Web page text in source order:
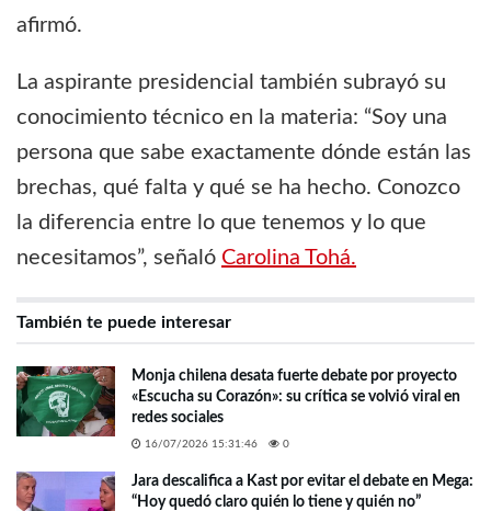
afirmó.
La aspirante presidencial también subrayó su
conocimiento técnico en la materia: “Soy una
persona que sabe exactamente dónde están las
brechas, qué falta y qué se ha hecho. Conozco
la diferencia entre lo que tenemos y lo que
necesitamos”, señaló Carolina Tohá.
También te puede interesar
Monja chilena desata fuerte debate por proyecto
«Escucha su Corazón»: su crítica se volvió viral en
redes sociales
16/07/2026 15:31:46 0
Jara descalifica a Kast por evitar el debate en Mega:
“Hoy quedó claro quién lo tiene y quién no”